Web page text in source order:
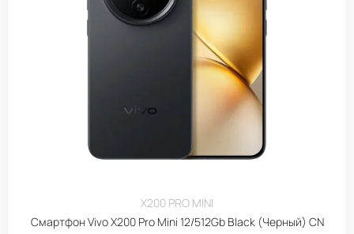
X200 PRO MINI
Смартфон Vivo X200 Pro Mini 12/512Gb Black (Черный) CN